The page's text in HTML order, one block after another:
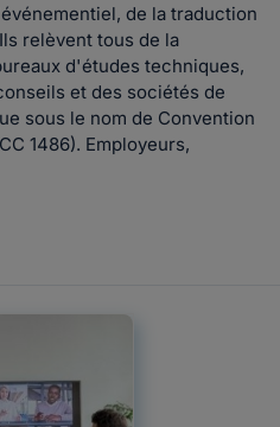
de la traduction
relèvent tous de la
d'études techniques,
et des sociétés de
sous le nom de Convention
1486). Employeurs,